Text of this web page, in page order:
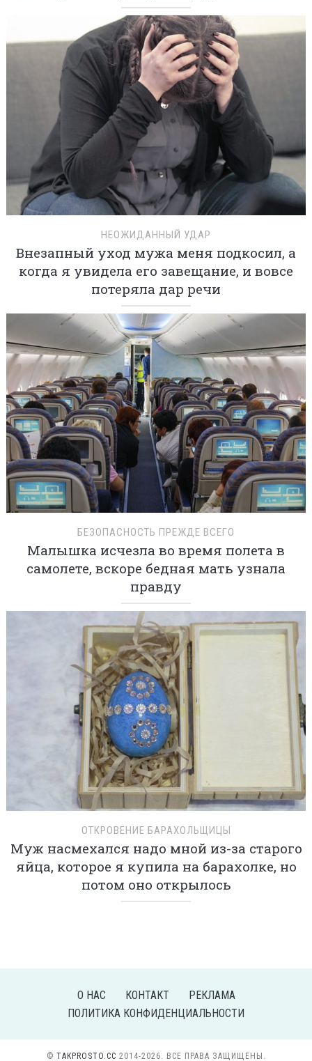
НЕОЖИДАННЫЙ УДАР
Внезапный уход мужа меня подкосил, а
когда я увидела его завещание, и вовсе
потеряла дар речи
БЕЗОПАСНОСТЬ ПРЕЖДЕ ВСЕГО
Малышка исчезла во время полета в
самолете, вскоре бедная мать узнала
правду
ОТКРОВЕНИЕ БАРАХОЛЬЩИЦЫ
Муж насмехался надо мной из-за старого
яйца, которое я купила на барахолке, но
потом оно открылось
О НАС КОНТАКТ
РЕКЛАМА
ПОЛИТИКА КОНФИДЕНЦИАЛЬНОСТИ
© TAKPROSTO.CC 2014-2026. ВСЕ ПРАВА ЗАЩИЩЕНЫ.